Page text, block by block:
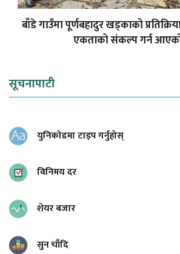
बाँडे गाउँमा पूर्णबहादुर खड्काको
एकताको संकल्प गर्न
सूचनापाटी
युनिकोडमा टाइप गर्नुहोस्
विनिमय दर
शेयर बजार
सुन चाँदि